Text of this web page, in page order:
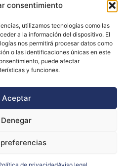
consentimiento
utilizamos tecnologías como las
a la información del dispositivo. El
nos permitirá procesar datos como
o las identificaciones únicas en este
puede afectar
y funciones.
Aceptar
Denegar
legal
de accesibilidad
de cookies (UE)